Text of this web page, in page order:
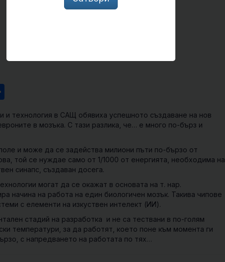
и технология в САЩ обявиха успешното създаване на нов
в мозъка. С тази разлика, че… е много по-бърз и
и може да се задейства милиони пъти по-бързо от
той се нуждае само от 1/1000 от енергията, необходима на
синапс, създаван досега.
могат да се окажат в основата на т. нар.
начина на работа на един биологичен мозък. Такива чипове
с елементи на изкуствен интелект (ИИ).
стадий на разработка и не са тествани в по-голям
температури, за да работят, което поне към момента ги
с напредването на работата по тях…